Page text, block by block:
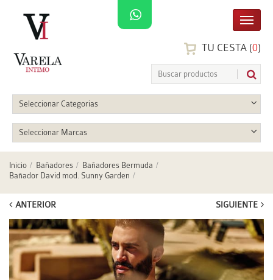
TU CESTA (0)
Seleccionar Categorias
Seleccionar Marcas
Inicio Bañadores
Bañadores Bermuda
Bañador David mod. Sunny Garden
ANTERIOR SIGUIENTE